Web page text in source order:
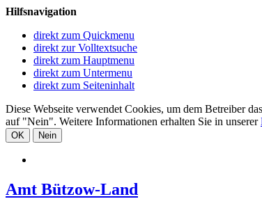
Hilfsnavigation
direkt zum Quickmenu
direkt zur Volltextsuche
direkt zum Hauptmenu
direkt zum Untermenu
direkt zum Seiteninhalt
Diese Webseite verwendet Cookies, um dem Betreiber
auf "Nein". Weitere Informationen erhalten Sie in unserer
OK Nein
Amt Bützow-Land